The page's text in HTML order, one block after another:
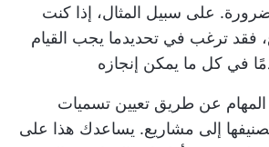
على سبيل المثال، إذا كنت
فقد ترغب في تحديدما يجب القيام
في كل ما يمكن إنجازه
المهام عن طريق تعيين تسميات
إلى مشاريع. يساعدك هذا على